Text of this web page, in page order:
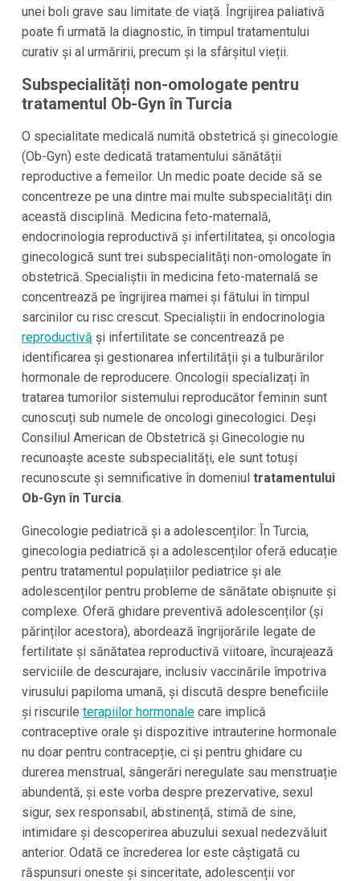
unei boli grave sau limitate de viață. Îngrijirea paliativă
poate fi urmată la diagnostic, în timpul tratamentului
curativ și al urmăririi, precum și la sfârșitul vieții.
Subspecialități non-omologate pentru
tratamentul Ob-Gyn în Turcia
O specialitate medicală numită obstetrică și ginecologie
(Ob-Gyn) este dedicată tratamentului sănătății
reproductive a femeilor. Un medic poate decide să se
concentreze pe una dintre mai multe subspecialități din
această disciplină. Medicina feto-maternală,
endocrinologia reproductivă și infertilitatea, și oncologia
ginecologică sunt trei subspecialități non-omologate în
obstetrică. Specialiștii în medicina feto-maternală se
concentrează pe îngrijirea mamei și fătului în timpul
sarcinilor cu risc crescut. Specialiștii în endocrinologia
reproductivă și infertilitate se concentrează pe
identificarea și gestionarea infertilității și a tulburărilor
hormonale de reproducere. Oncologii specializați în
tratarea tumorilor sistemului reproducător feminin sunt
cunoscuți sub numele de oncologi ginecologici. Deși
Consiliul American de Obstetrică și Ginecologie nu
recunoaște aceste subspecialități, ele sunt totuși
recunoscute și semnificative în domeniul tratamentului
Ob-Gyn în Turcia.
Ginecologie pediatrică și a adolescenților: În Turcia,
ginecologia pediatrică și a adolescenților oferă educație
pentru tratamentul populațiilor pediatrice și ale
adolescenților pentru probleme de sănătate obișnuite și
complexe. Oferă ghidare preventivă adolescenților (și
părinților acestora), abordează îngrijorările legate de
fertilitate și sănătatea reproductivă viitoare, încurajează
serviciile de descurajare, inclusiv vaccinările împotriva
virusului papiloma umană, și discută despre beneficiile
și riscurile terapiilor hormonalecare implică
contraceptive orale și dispozitive intrauterine hormonale
nu doar pentru contracepție, ci și pentru ghidare cu
durerea menstrual, sângerări neregulate sau menstruație
abundentă, și este vorba despre prezervative, sexul
sigur, sex responsabil, abstinență, stimă de sine,
intimidare și descoperirea abuzului sexual nedezvăluit
anterior. Odată ce încrederea lor este câștigată cu
răspunsuri oneste și sinceritate, adolescenții vor